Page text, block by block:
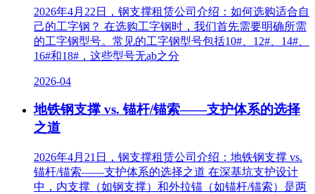
2026年4月22日，钢支撑租赁公司介绍：如何选购适合自
己的工字钢？ 在选购工字钢时，我们首先需要明确所需
的工字钢型号。常见的工字钢型号包括10#、12#、14#、
16#和18#，这些型号无ab之分
2026-04
地铁钢支撑 vs. 锚杆/锚索——支护体系的选择
之道
2026年4月21日，钢支撑租赁公司介绍：地铁钢支撑 vs.
锚杆/锚索——支护体系的选择之道 在深基坑支护设计
中，内支撑（如钢支撑）和外拉锚（如锚杆/锚索）是两